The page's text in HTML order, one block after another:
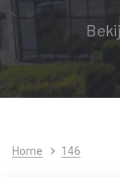
Home 146